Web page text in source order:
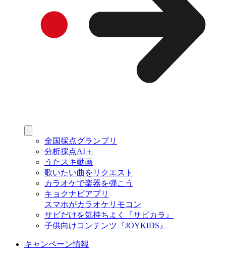
全国採点グランプリ
分析採点AI＋
うたスキ動画
歌いたい曲をリクエスト
カラオケで楽器を弾こう
キョクナビアプリ
スマホがカラオケリモコン
サビだけを気持ちよく『サビカラ』
子供向けコンテンツ『JOYKIDS』
キャンペーン情報